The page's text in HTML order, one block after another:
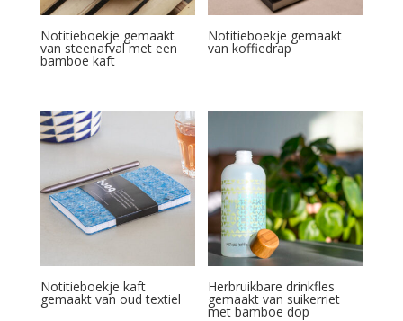
Notitieboekje gemaakt
van steenafval met een
bamboe kaft
Notitieboekje gemaakt
van koffiedrap
Notitieboekje kaft
gemaakt van oud textiel
Herbruikbare drinkfles
gemaakt van suikerriet
met bamboe dop